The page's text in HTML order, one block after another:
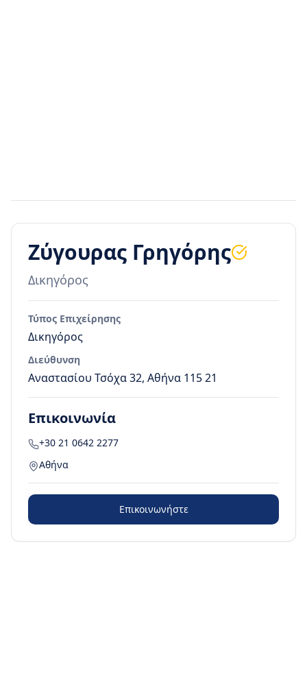
Ζύγουρας Γρηγόρης
Δικηγόρος
Τύπος Επιχείρησης
Δικηγόρος
Διεύθυνση
Αναστασίου Τσόχα 32, Αθήνα 115 21
Επικοινωνία
+30 21 0642 2277
Αθήνα
Επικοινωνήστε